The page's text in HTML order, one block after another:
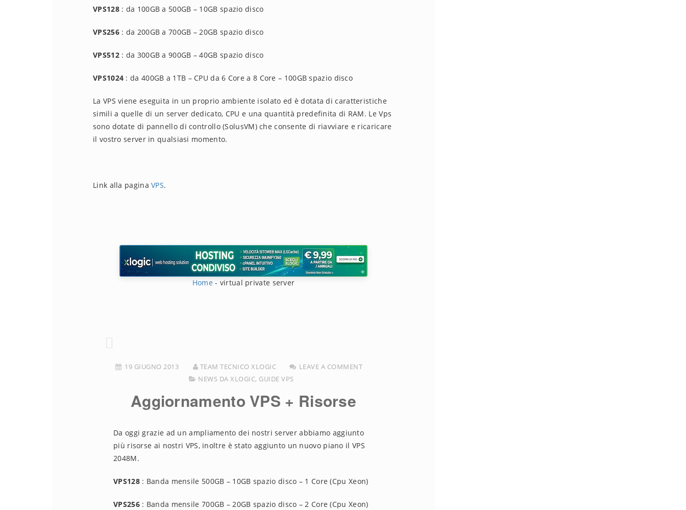
VPS128: da 100GB a 500GB – 10GB spazio disco
VPS256: da 200GB a 700GB – 20GB spazio disco
VPS512: da 300GB a 900GB – 40GB spazio disco
VPS1024 : da 400GB a 1TB – CPU da 6 Core a 8 Core – 100GB spazio disco
La VPS viene eseguita in un proprio ambiente isolato ed è dotata di caratteristiche
simili a quelle di un server dedicato, CPU e una quantità predefinita di RAM. Le Vps
sono dotate di pannello di controllo (SolusVM) che consente di riavviare e ricaricare
il vostro server in qualsiasi momento.
Link alla paginaVPS.
Home- virtual private server
19 GIUGNO 2013 TEAM TECNICO XLOGIC
LEAVE A COMMENT
NEWS DA XLOGIC, GUIDE VPS
Aggiornamento VPS + Risorse
Da oggi grazie ad un ampliamento dei nostri server abbiamo aggiunto
più risorse ai nostri VPS, inoltre è stato aggiunto un nuovo piano il VPS
2048M.
VPS128: Banda mensile 500GB – 10GB spazio disco – 1 Core (Cpu Xeon)
VPS256: Banda mensile 700GB – 20GB spazio disco – 2 Core (Cpu Xeon)